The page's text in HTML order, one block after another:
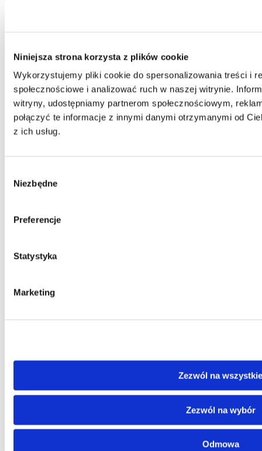
Niniejsza strona korzysta z plików cookie
Wykorzystujemy pliki cookie do spersonalizowania treści i
społecznościowe i analizować ruch w naszej witrynie.
witryny, udostępniamy partnerom społecznościowym,
połączyć te informacje z innymi danymi otrzymanymi od
z ich usług.
zgody
Niezbędne
Preferencje
Statystyka
Marketing
Zezwól na wszystkie
Zezwól na wybór
Odmowa